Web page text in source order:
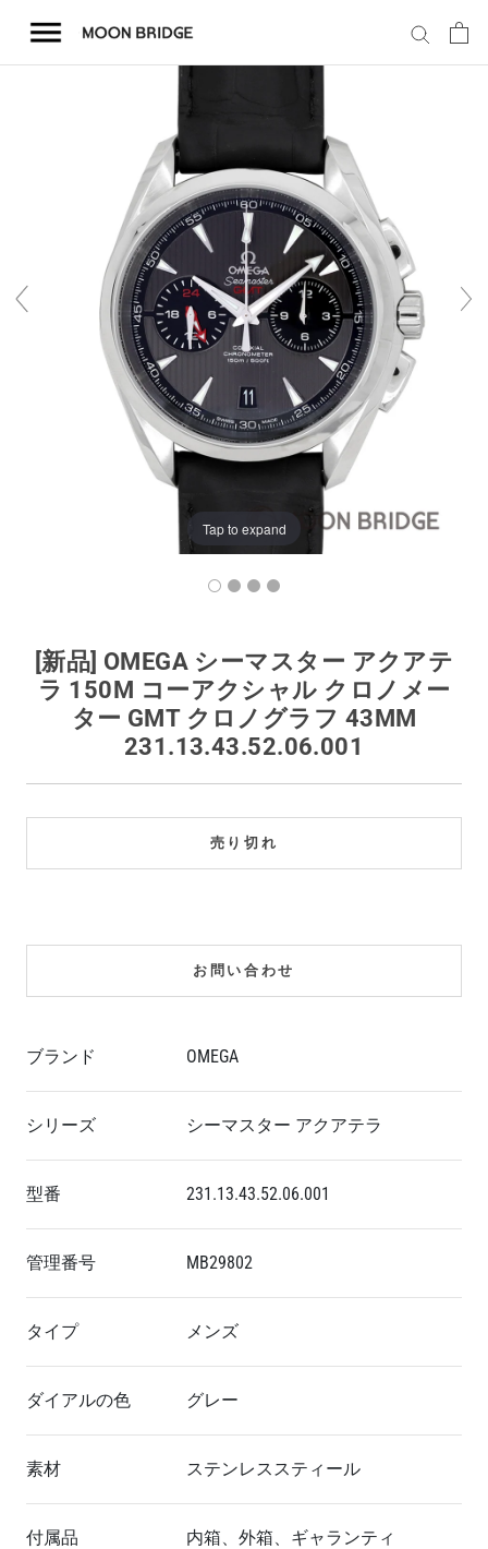
テ
会社概要
保証とメンテナンス
お問い合わせ
Tap to expand
[新品] OMEGA シーマスター アクアテ
ラ 150M コーアクシャル クロノメー
ター GMT クロノグラフ 43MM
231.13.43.52.06.001
売り切れ
お問い合わせ
ブランド OMEGA
シリーズ シーマスター アクアテラ
型番 231.13.43.52.06.001
管理番号 MB29802
タイプ メンズ
ダイアルの色 グレー
素材 ステンレススティール
付属品 内箱、外箱、ギャランティ